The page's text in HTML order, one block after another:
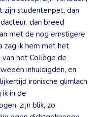
zijn studentenpet, dan
dan breed
met de nog ernstigere
zag ik hem met het
het Collège de
inhuldigden, en
ironische glimlach
ik in de
zijn blik, zo